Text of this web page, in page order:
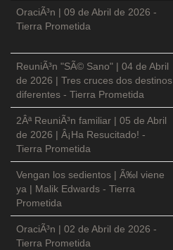
OraciÃ³n | 09 de Abril de 2026 -
Tierra Prometida
ReuniÃ³n "SÃ© Sano" | 04 de Abril
de 2026 | Tres cruces dos destinos
diferentes - Tierra Prometida
2Âª ReuniÃ³n familiar | 05 de Abril
de 2026 | Â¡Ha Resucitado! -
Tierra Prometida
Vengan los sedientos | Ã‰l viene
ya | Malik Edwards - Tierra
Prometida
OraciÃ³n | 02 de Abril de 2026 -
Tierra Prometida